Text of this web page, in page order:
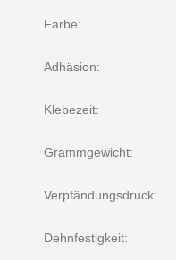
Farbe:
Adhäsion:
Klebezeit:
Grammgewicht:
Verpfändungsdruck:
Dehnfestigkeit: